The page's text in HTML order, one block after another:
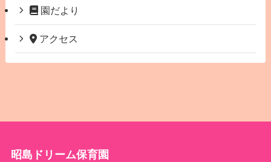
園だより
アクセス
昭島ドリーム保育園